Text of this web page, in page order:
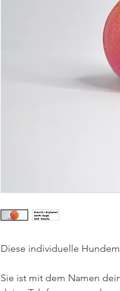
Diese individuelle
Sie ist mit dem Namen